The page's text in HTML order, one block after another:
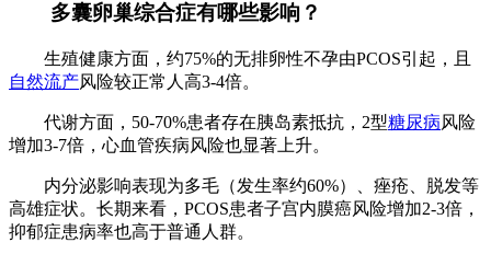
多囊卵巢综合症有哪些影响？
生殖健康方面，约75%的无排卵性不孕由PCOS引起，且
自然流产风险较正常人高3-4倍。
代谢方面，50-70%患者存在胰岛素抵抗，2型糖尿病风险
增加3-7倍，心血管疾病风险也显著上升。
内分泌影响表现为多毛（发生率约60%）、痤疮、脱发等
高雄症状。长期来看，PCOS患者子宫内膜癌风险增加2-3倍，
抑郁症患病率也高于普通人群。